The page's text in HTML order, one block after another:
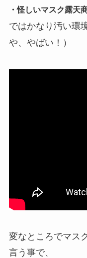
・怪しいマスク露天
ではかなり汚い環
や、やばい！）
変なところでマス
言う事で、